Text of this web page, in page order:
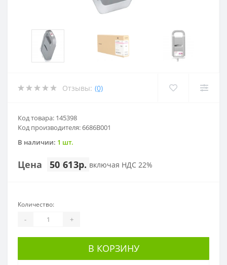
Отзывы: (0)
Код товара: 145398
Код производителя: 6686B001
В наличии: 1 шт.
Цена 50 613р. включая НДС 22%
Количество:
- +
В КОРЗИНУ